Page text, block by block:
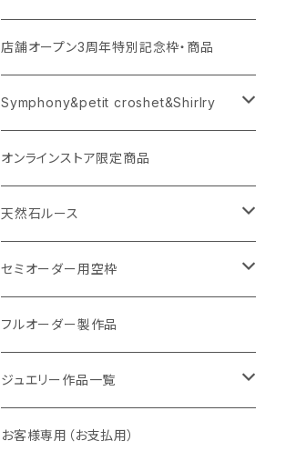
店舗オープン3周年特別記念枠・商品
Symphony&petit croshet&Shirlry
Symphony（シンフォニー）
Petit crochet（プチ・クロシェ）
Shirlry（シアリー）
オンラインストア限定商品
天然石ルース
パライバトルマリン
アレキサンドライト
パパラチアサファイア
グランディエディエライト
セミオーダー用空枠
リング
ラウンド
オーバル
ネックレス・ペンダント
ラウンド
ピアス
フルオーダー製作品
ジュエリー作品一覧
リング
お客様専用（お支払用）